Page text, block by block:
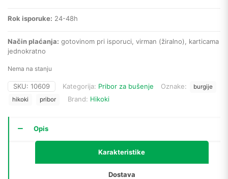
Rok isporuke: 24-48h
Način plaćanja: gotovinom pri isporuci, virman (žiralno), karticama
jednokratno
Nema na stanju
SKU: 10609 Kategorija: Pribor za bušenje Oznake:
burgije
hikoki
pribor Brand: Hikoki
Opis
Karakteristike
Dostava